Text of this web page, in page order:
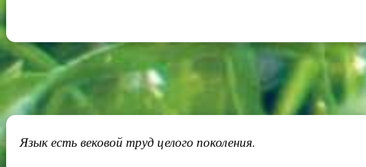
Язык есть вековой труд целого поколения.